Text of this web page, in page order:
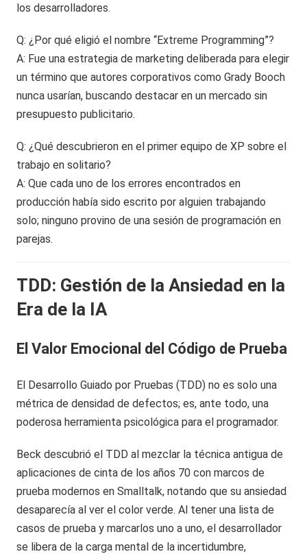
los desarrolladores.
Q: ¿Por qué eligió el nombre “Extreme Programming”?
A: Fue una estrategia de marketing deliberada para elegir
un término que autores corporativos como Grady Booch
nunca usarían, buscando destacar en un mercado sin
presupuesto publicitario.
Q: ¿Qué descubrieron en el primer equipo de XP sobre el
trabajo en solitario?
A: Que cada uno de los errores encontrados en
producción había sido escrito por alguien trabajando
solo; ninguno provino de una sesión de programación en
parejas.
TDD: Gestión de la Ansiedad en la
Era de la IA
El Valor Emocional del Código de Prueba
El Desarrollo Guiado por Pruebas (TDD) no es solo una
métrica de densidad de defectos; es, ante todo, una
poderosa herramienta psicológica para el programador.
Beck descubrió el TDD al mezclar la técnica antigua de
aplicaciones de cinta de los años 70 con marcos de
prueba modernos en Smalltalk, notando que su ansiedad
desaparecía al ver el color verde. Al tener una lista de
casos de prueba y marcarlos uno a uno, el desarrollador
se libera de la carga mental de la incertidumbre,